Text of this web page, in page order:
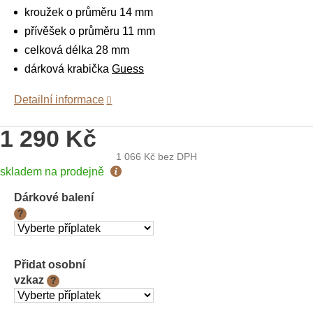
1 290 Kč
1 066 Kč bez DPH
Měrná
skladem na prodejně
Dárkové balení
?
Přidat osobní
vzkaz
?
kroužek o průměru 14 mm
přívěšek o průměru 11 mm
celková délka 28 mm
dárková krabička Guess
Detailní informace